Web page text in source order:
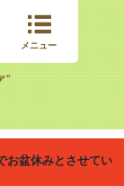
お盆休みとさせてい